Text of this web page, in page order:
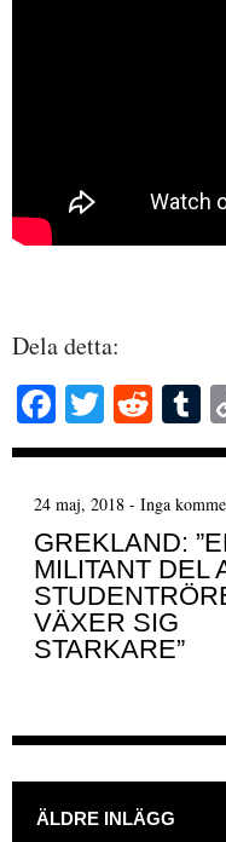
Dela detta:
Fa
ce
ok
T
wi
r
R
ed
t
T
u
r
24 maj, 2018 - Inga
GREKLAND:
MILITANT DEL
VÄXER SIG
STARKARE”
ÄLDRE INLÄGG